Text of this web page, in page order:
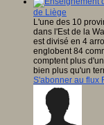
de Liège
L'une des 10
dans l'Est de la
est divisé en 4
englobent 84
comptent plus
bien plus qu'un
S'abonner au flux